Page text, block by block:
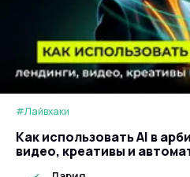
#Лайвхаки
Как использовать AI в
видео, креативы и